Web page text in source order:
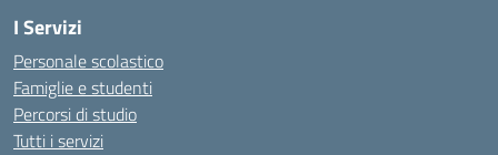
I Servizi
Personale scolastico
Famiglie e studenti
Percorsi di studio
Tutti i servizi